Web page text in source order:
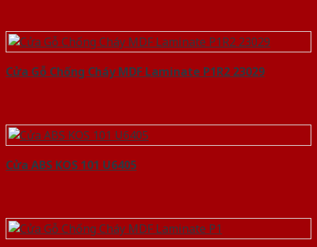
Cửa Gỗ Chống Cháy MDF Laminate P1R2 23029
Cửa ABS KOS 101 U6405